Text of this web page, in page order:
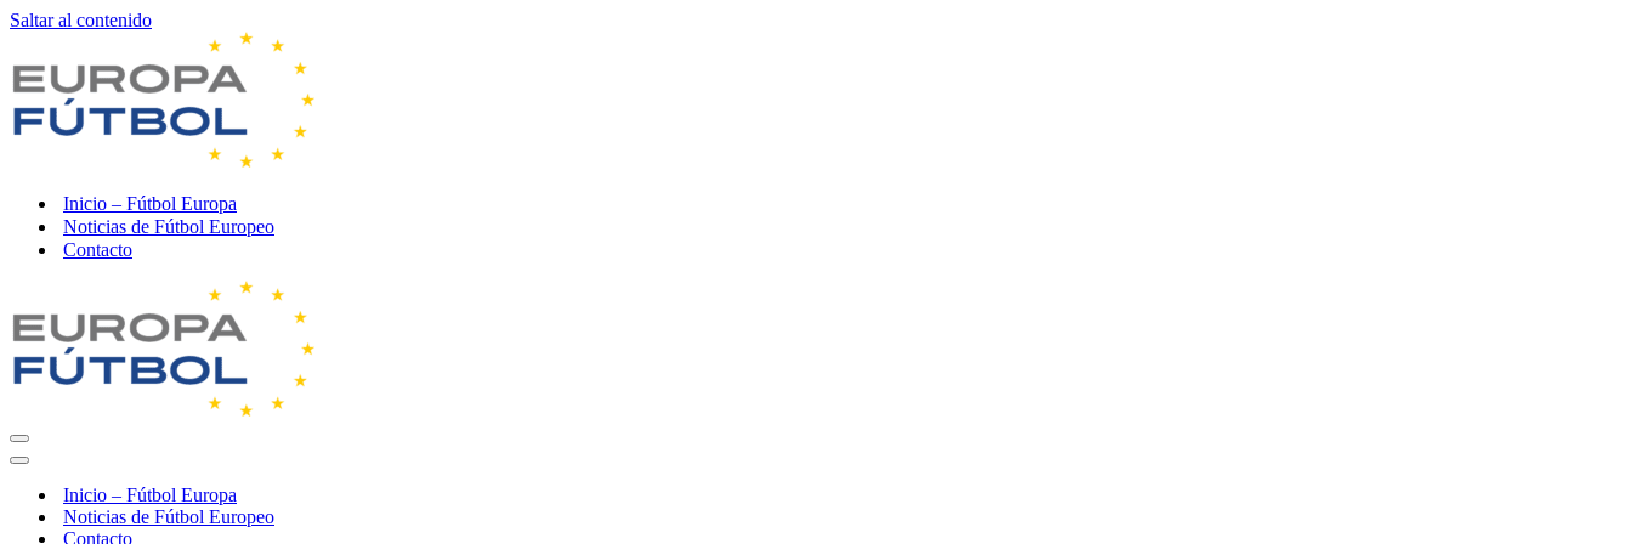
Saltar al contenido
Inicio – Fútbol Europa
Noticias de Fútbol Europeo
Contacto
Menú
de
Menú
navegaciónInicio – Fútbol Europa
Noticias de Fútbol Europeo
Contacto